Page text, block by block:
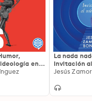
en
de internet
La nada
Invitación
Jesús